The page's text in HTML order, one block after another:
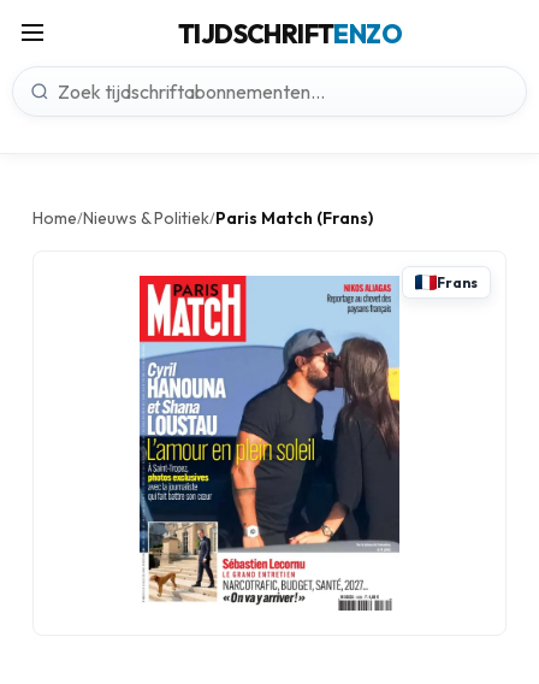
TIJDSCHRIFTENZO
Home/Nieuws & Politiek/Paris Match (Frans)
Frans